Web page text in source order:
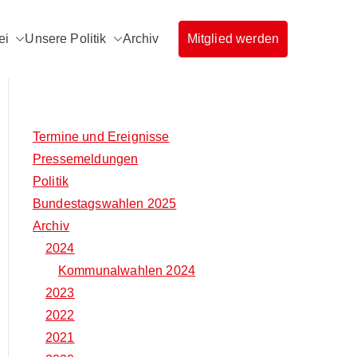
Unsere Politik Archiv Mitglied werden
Termine und Ereignisse
Pressemeldungen
Politik
Bundestagswahlen 2025
Archiv
2024
Kommunalwahlen 2024
2023
2022
2021